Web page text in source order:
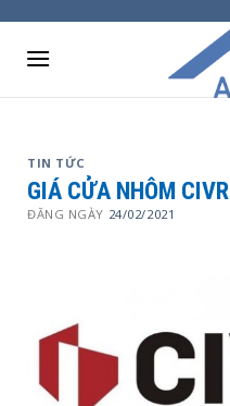
content
TIN TỨC
GIÁ CỬA NHÔM
ĐĂNG NGÀY 24/02/2021